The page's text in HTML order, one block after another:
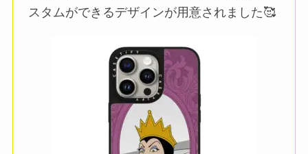
スタムができるデザインが用意されました🥰